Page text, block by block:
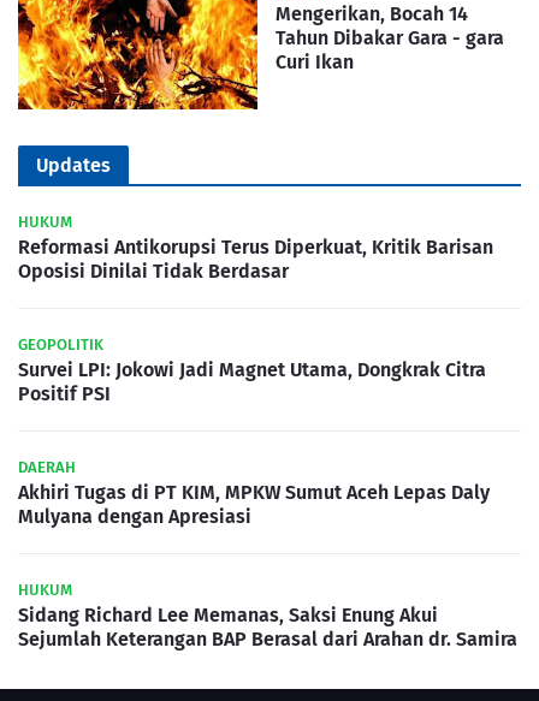
Mengerikan, Bocah 14
Tahun Dibakar Gara - gara
Curi Ikan
Updates
HUKUM
Reformasi Antikorupsi Terus Diperkuat, Kritik Barisan
Oposisi Dinilai Tidak Berdasar
GEOPOLITIK
Survei LPI: Jokowi Jadi Magnet Utama, Dongkrak Citra
Positif PSI
DAERAH
Akhiri Tugas di PT KIM, MPKW Sumut Aceh Lepas Daly
Mulyana dengan Apresiasi
HUKUM
Sidang Richard Lee Memanas, Saksi Enung Akui
Sejumlah Keterangan BAP Berasal dari Arahan dr. Samira